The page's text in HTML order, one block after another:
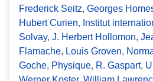
Frederick Seitz, Georges
Hubert Curien, Institut
Solvay, J. Herbert Hollomon,
Flamache, Louis Groven,
Goche, Physique, R. Gaspart,